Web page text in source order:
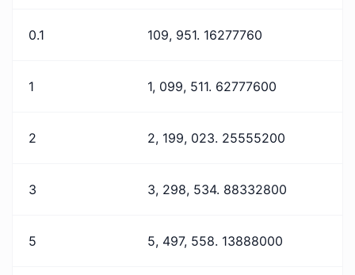
0.1 109, 951. 16277760
1 1, 099, 511. 62777600
2 2, 199, 023. 25555200
3 3, 298, 534. 88332800
5 5, 497, 558. 13888000